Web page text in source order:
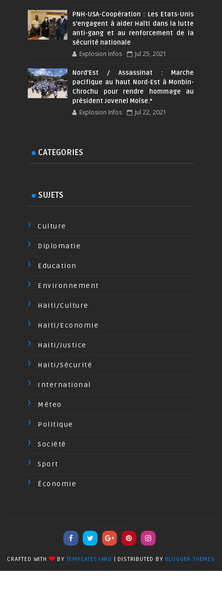
PNH-USA-Coopération : Les Etats-Unis
s’engagent à aider Haïti dans la lutte
anti-gang et au renforcement de la
sécurité nationale
Explosion Infos Jul 25, 2021
Nord'Est / Assassinat : Marche
pacifique au haut Nord-Est à Monbin-
Chrochu pour rendre hommage au
président Jovenel Moïse.*
Explosion Infos Jul 22, 2021
CATEGORIES
SUJETS
Culture
Diplomatie
Education
Environnement
Haiti/Culture
Haiti/Economie
Haiti/Justice
Haiti/Sécurité
International
Méteo
Politique
Société
Sport
Économie
CRAFTED WITH BYTEMPLATESYARD | DISTRIBUTED BY BLOGGER THEMES